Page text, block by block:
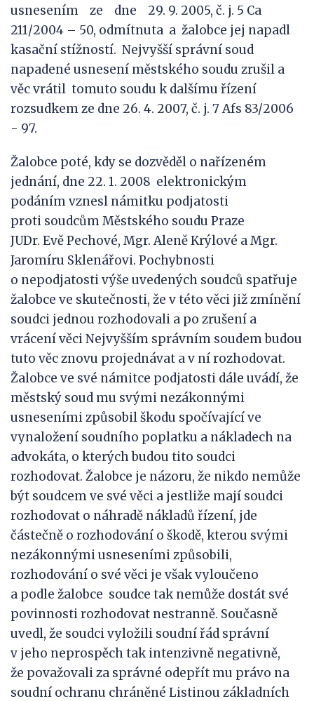
usnesením ze dne 29. 9. 2005, č. j. 5 Ca
211/2004 – 50, odmítnuta a žalobce jej napadl
kasační stížností. Nejvyšší správní soud
napadené usnesení městského soudu zrušil a
věc vrátil tomuto soudu k dalšímu řízení
rozsudkem ze dne 26. 4. 2007, č. j. 7 Afs 83/2006
- 97.
Žalobce poté, kdy se dozvěděl o nařízeném
jednání, dne 22. 1. 2008 elektronickým
podáním vznesl námitku podjatosti
proti soudcům Městského soudu Praze
JUDr. Evě Pechové, Mgr. Aleně Krýlové a Mgr.
Jaromíru Sklenářovi. Pochybnosti
o nepodjatosti výše uvedených soudců spatřuje
žalobce ve skutečnosti, že v této věci již zmínění
soudci jednou rozhodovali a po zrušení a
vrácení věci Nejvyšším správním soudem budou
tuto věc znovu projednávat a v ní rozhodovat.
Žalobce ve své námitce podjatosti dále uvádí, že
městský soud mu svými nezákonnými
usneseními způsobil škodu spočívající ve
vynaložení soudního poplatku a nákladech na
advokáta, o kterých budou tito soudci
rozhodovat. Žalobce je názoru, že nikdo nemůže
být soudcem ve své věci a jestliže mají soudci
rozhodovat o náhradě nákladů řízení, jde
částečně o rozhodování o škodě, kterou svými
nezákonnými usneseními způsobili,
rozhodování o své věci je však vyloučeno
a podle žalobce soudce tak nemůže dostát své
povinnosti rozhodovat nestranně. Současně
uvedl, že soudci vyložili soudní řád správní
v jeho neprospěch tak intenzivně negativně,
že považovali za správné odepřít mu právo na
soudní ochranu chráněné Listinou základních